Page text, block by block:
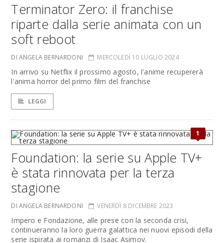
Terminator Zero: il franchise
riparte dalla serie animata con un
soft reboot
DI ANGELA BERNARDONI MERCOLEDÌ 10 LUGLIO 2024
In arrivo su Netflix il prossimo agosto, l'anime recupererà
l'anima horror del primo film del franchise
LEGGI
1
Foundation: la serie su Apple TV+
è stata rinnovata per la terza
stagione
DI ANGELA BERNARDONI VENERDÌ 8 DICEMBRE 2023
Impero e Fondazione, alle prese con la seconda crisi,
continueranno la loro guerra galattica nei nuovi episodi della
serie ispirata ai romanzi di Isaac Asimov.